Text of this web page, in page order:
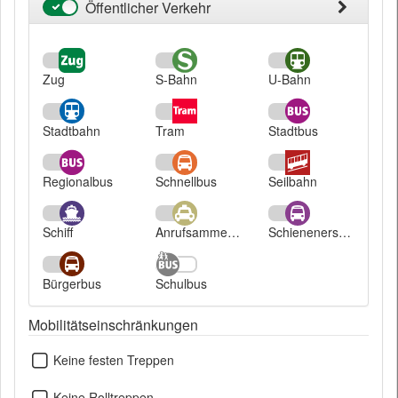
Öffentlicher
Öffentlicher Verkehr
Zug S-Bahn U-Bahn
Stadtbahn Tram Stadtbus
Regionalbus Schnellbus Seilbahn
Schiff Anrufsammeltaxi Schienenersatzverkehr
Bürgerbus Schulbus
Mobilitätseinschränkungen
Keine festen Treppen